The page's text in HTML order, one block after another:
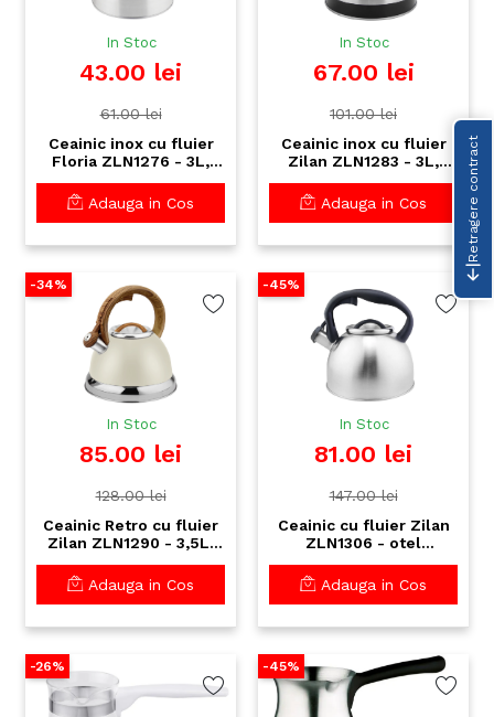
In Stoc
43.00 lei
61.00 lei
Ceainic inox cu fluier
Floria ZLN1276 - 3L,
compatibil gaz/
electric/ inductie,
exterior polisat
Adauga in Cos
In Stoc
67.00 lei
101.00 lei
Ceainic inox cu fluier
Zilan ZLN1283 - 3L,
negru, universal gaz/
electric/ inductie
Adauga in Cos
-34%
In Stoc
85.00 lei
128.00 lei
Ceainic Retro cu fluier
Zilan ZLN1290 - 3,5L,
inox crem, universal
gaz/ electric/ inductie
Adauga in Cos
-45%
In Stoc
81.00 lei
147.00 lei
Ceainic cu fluier Zilan
ZLN1306 - otel
inoxidabil 3,5L,
universal gaz/ electric/
inductie
Adauga in Cos
-26% -45%
Retragere contract